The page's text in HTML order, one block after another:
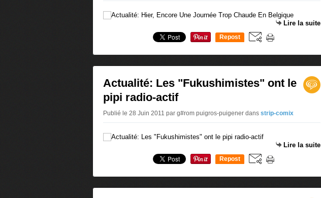
Lire la suite
Repost
Actualité: Les "Fukushimistes" ont le
pipi radio-actif
Publié le 28 Juin 2011 par g#rom puigros-puigener dans strip-comix
Lire la suite
Repost